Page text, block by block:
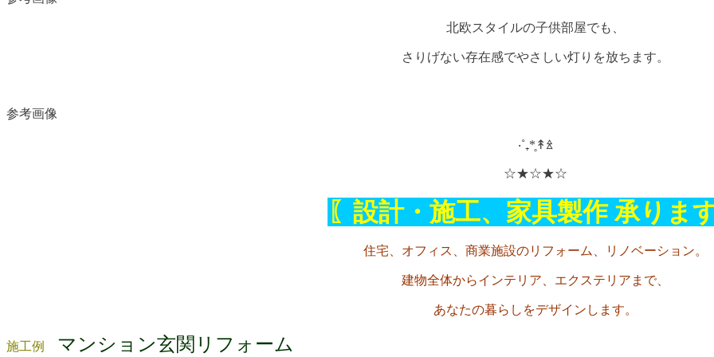
北欧スタイルの子供部屋でも、
さりげない存在感でやさしい灯りを放ちます。
参考画像
‧˚₊*̥↟ꊛ
☆★☆★☆
〖設計・施工、家具製作 承りま
住宅、オフィス、商業施設のリフォーム、リノベーション。
建物全体からインテリア、エクステリアまで、
あなたの暮らしをデザインします。
施工例 マンション玄関リフォーム